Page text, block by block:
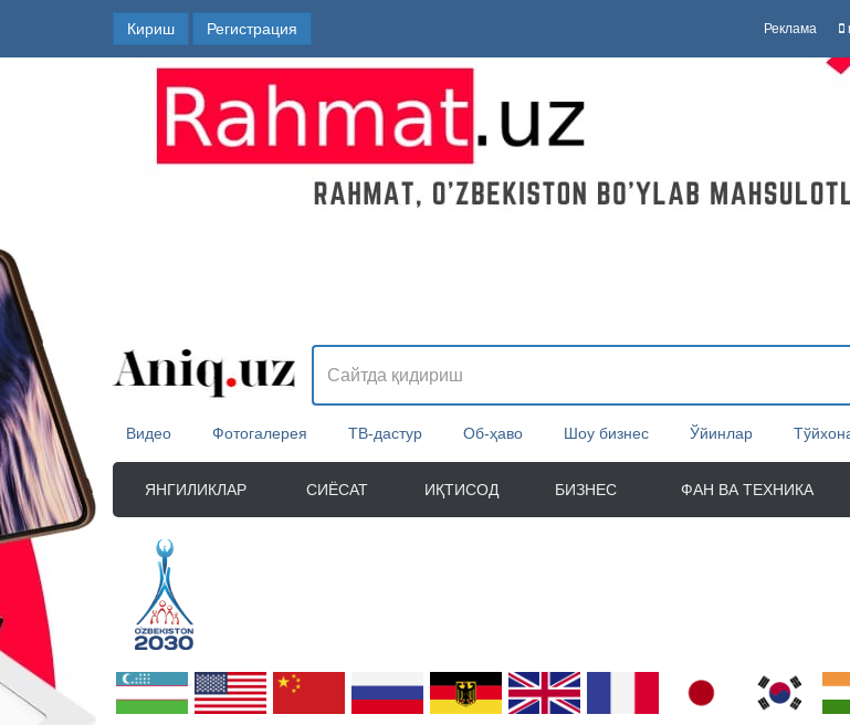
Кириш Регистрация Реклама
Видео Фотогалерея ТВ-дастур Об-ҳаво Шоу бизнес Ўйинлар
ЯНГИЛИКЛАР СИЁСАТ ИҚТИСОД БИЗНЕС ФАН ВА ТЕХНИКА